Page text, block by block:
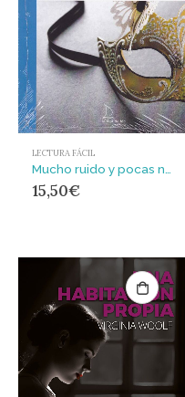
LECTURA FÁCIL
15,50€